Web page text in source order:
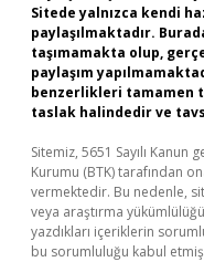
Sitede yalnızca kendi
paylaşılmaktadır.
taşımamakta olup,
paylaşım
benzerlikleri tamamen
taslak halindedir ve
Sitemiz, 5651 Sayılı
Kurumu (BTK) tarafından
vermektedir. Bu nedenle,
veya araştırma
yazdıkları içeriklerin
bu sorumluluğu kabul etmiş